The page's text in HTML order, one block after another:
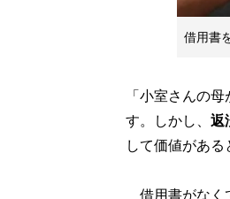
借用書
「小室さんの
す。しかし、 返
して価値がある
借用書がなく